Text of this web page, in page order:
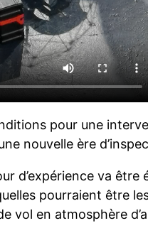
pour une
nouvelle ère
d’expérience va
pourraient être
vol en atmosphère